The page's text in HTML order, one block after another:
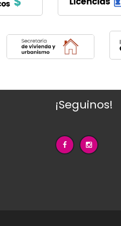
¡Seguinos!